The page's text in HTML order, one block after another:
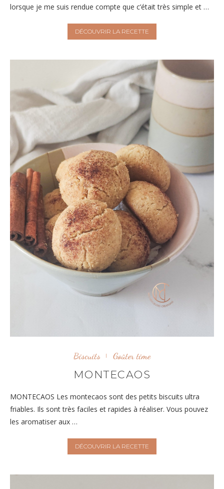
lorsque je me suis rendue compte que c’était très simple et …
DÉCOUVRIR LA RECETTE
Biscuits Goûter time
MONTECAOS
MONTECAOS Les montecaos sont des petits biscuits ultra
friables. Ils sont très faciles et rapides à réaliser. Vous pouvez
les aromatiser aux …
DÉCOUVRIR LA RECETTE